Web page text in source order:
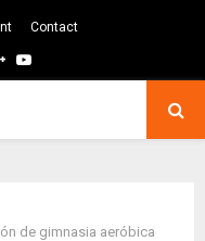
Contact
GoogleYoutube
de gimnasia aeróbica